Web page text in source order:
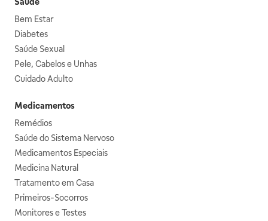
Bem Estar
Diabetes
Saúde Sexual
Pele, Cabelos e Unhas
Cuidado Adulto
Medicamentos
Remédios
Saúde do Sistema Nervoso
Medicamentos Especiais
Medicina Natural
Tratamento em Casa
Primeiros-Socorros
Monitores e Testes